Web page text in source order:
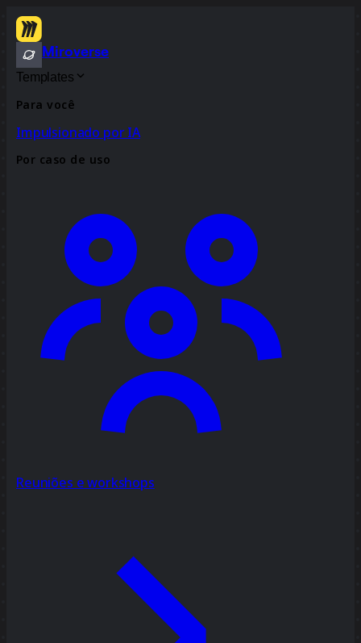
Miroverse
Templates
Para você
Impulsionado por IA
Por caso de uso
Reuniões e workshops